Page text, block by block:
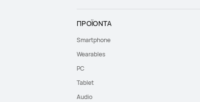
ΠΡΟΪΟΝΤΑ
Smartphone
Wearables
PC
Tablet
Audio